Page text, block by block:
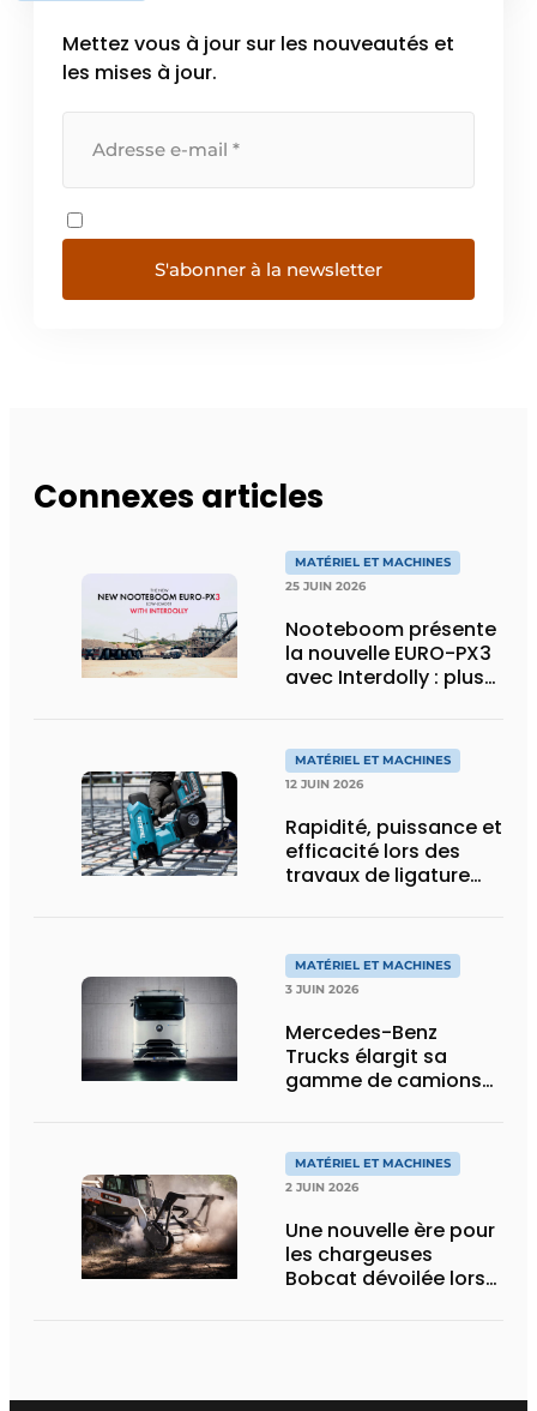
Mettez vous à jour sur les nouveautés et
les mises à jour.
S'abonner à la newsletter
Connexes articles
MATÉRIEL ET MACHINES
25 JUIN 2026
Nooteboom présente
la nouvelle EURO-PX3
avec Interdolly : plus
transport spécial
MATÉRIEL ET MACHINES
12 JUIN 2026
Rapidité, puissance et
efficacité lors des
travaux de ligature
MATÉRIEL ET MACHINES
3 JUIN 2026
Mercedes-Benz
Trucks élargit sa
gamme de camions
eActros Lowliner
MATÉRIEL ET MACHINES
2 JUIN 2026
Une nouvelle ère pour
les chargeuses
Bobcat dévoilée lors